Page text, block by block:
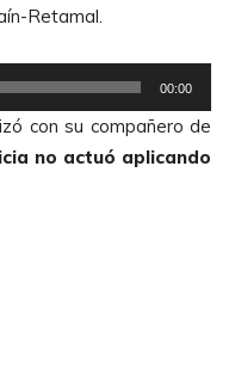
Retamal.
00:00
con su compañero de
no actuó aplicando